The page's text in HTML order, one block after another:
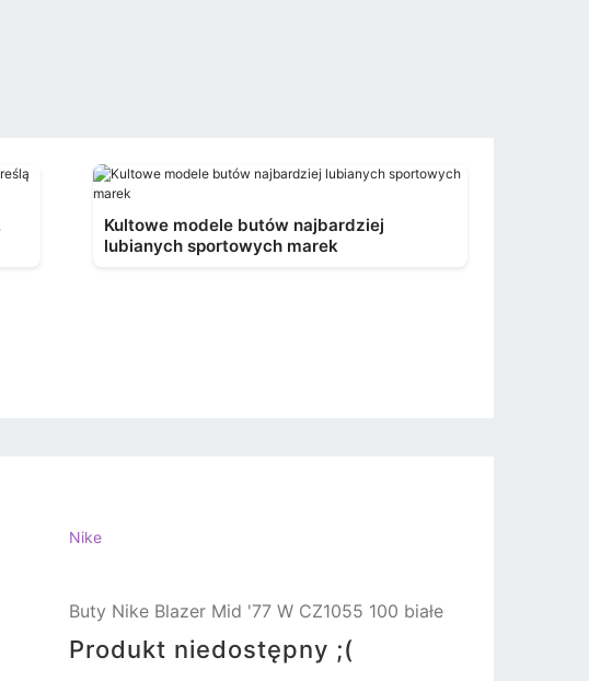
Kultowe modele butów najbardziej
lubianych sportowych marek
Nike
Buty Nike Blazer Mid '77 W CZ1055 100 białe
Produkt niedostępny ;(